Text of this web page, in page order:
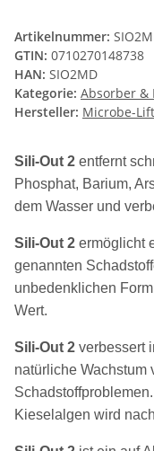
Artikelnummer:
GTIN: 0710270148738
HAN: SIO2MD
Kategorie: Absorber &
Hersteller: Microbe-Lift
Sili-Out 2 entfernt
Phosphat, Barium,
dem Wasser und
Sili-Out 2 ermöglicht
genannten
unbedenklichen
Wert.
Sili-Out 2 verbessert
natürliche Wachstum
Kieselalgen wird